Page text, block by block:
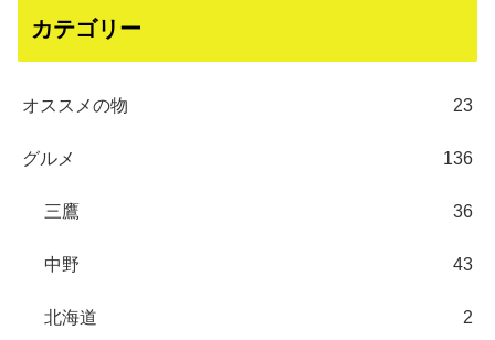
カテゴリー
オススメの物 23
グルメ 136
三鷹 36
中野 43
北海道 2